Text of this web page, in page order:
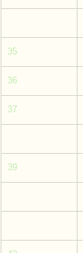
35
36
37
39